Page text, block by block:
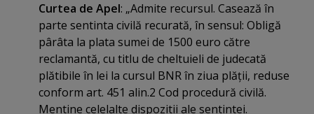
Curtea de Apel: „Admite recursul. Casează în
parte sentinta civilă recurată, în sensul: Obligă
pârâta la plata sumei de 1500 euro către
reclamantă, cu titlu de cheltuieli de judecată
plătibile în lei la cursul BNR în ziua plăţii, reduse
conform art. 451 alin.2 Cod procedură civilă.
Mentine celelalte dispozitii ale sentintei.